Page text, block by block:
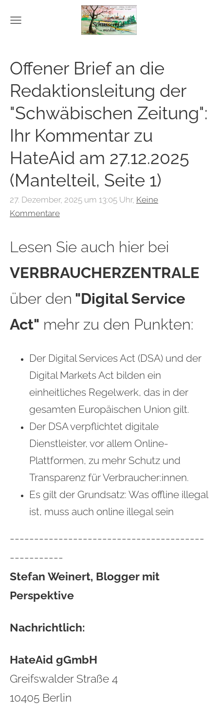
Offener Brief an die
Redaktionsleitung der
"Schwäbischen Zeitung":
Ihr Kommentar zu
HateAid am 27.12.2025
(Mantelteil, Seite 1)
27. Dezember, 2025 um 13:05 Uhr, Keine
Kommentare
Lesen Sie auch hier bei
VERBRAUCHERZENTRALE
über den "Digital Service
Act" mehr zu den Punkten:
Der Digital Services Act (DSA) und der
Digital Markets Act bilden ein
einheitliches Regelwerk, das in der
gesamten Europäischen Union gilt.
Der DSA verpflichtet digitale
Dienstleister, vor allem Online-
Plattformen, zu mehr Schutz und
Transparenz für Verbraucher:innen.
Es gilt der Grundsatz: Was offline illegal
ist, muss auch online illegal sein
----------------------------------------
-----------
Stefan Weinert, Blogger mit
Perspektive
Nachrichtlich:
HateAid gGmbH
Greifswalder Straße 4
10405 Berlin